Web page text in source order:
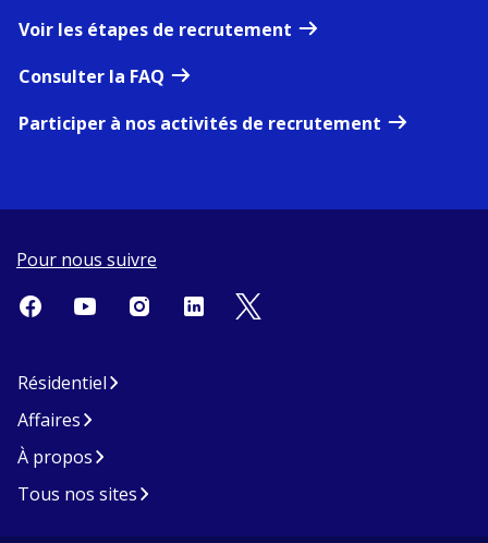
Voir les étapes de recrutement
Consulter la FAQ
Participer à nos activités de recrutement
Pour nous suivre
Résidentiel
Affaires
À propos
Tous nos sites